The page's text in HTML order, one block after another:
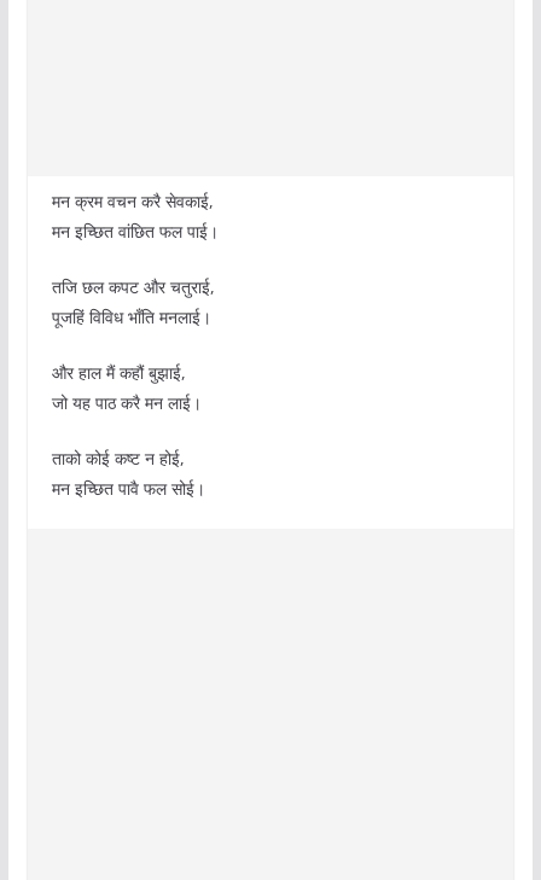
मन क्रम वचन करै सेवकाई,
मन इच्छित वांछित फल पाई।
तजि छल कपट और चतुराई,
पूजहिं विविध भाँति मनलाई।
और हाल मैं कहौं बुझाई,
जो यह पाठ करै मन लाई।
ताको कोई कष्ट न होई,
मन इच्छित पावै फल सोई।